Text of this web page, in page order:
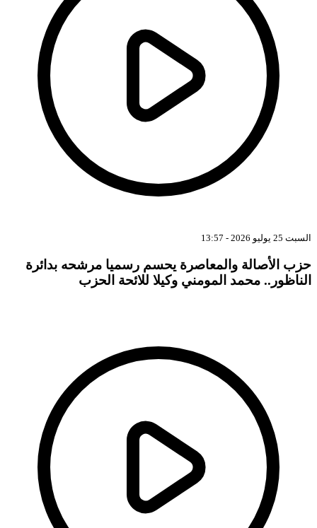
السبت 25 يوليو 2026 - 13:57
حزب الأصالة والمعاصرة يحسم رسميا مرشحه بدائرة
الناظور.. محمد المومني وكيلا للائحة الحزب